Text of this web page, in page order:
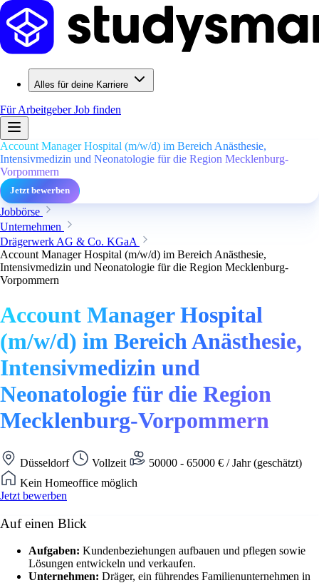
Alles für deine Karriere
Für ArbeitgeberJob finden
Account Manager Hospital (m/w/d) im Bereich Anästhesie,
Intensivmedizin und Neonatologie für die Region Mecklenburg-
Vorpommern
Jetzt bewerben
Jobbörse
Unternehmen
Drägerwerk AG & Co. KGaA
Account Manager Hospital (m/w/d) im Bereich Anästhesie,
Intensivmedizin und Neonatologie für die Region Mecklenburg-
Vorpommern
Account Manager Hospital
(m/w/d) im Bereich Anästhesie,
Intensivmedizin und
Neonatologie für die Region
Mecklenburg-Vorpommern
Düsseldorf Vollzeit
50000 - 65000 € / Jahr (geschätzt)
Kein Homeoffice möglich
Jetzt bewerben
Auf einen Blick
Aufgaben: Kundenbeziehungen aufbauen und pflegen sowie
Lösungen entwickeln und verkaufen.
Unternehmen: Dräger, ein führendes Familienunternehmen in